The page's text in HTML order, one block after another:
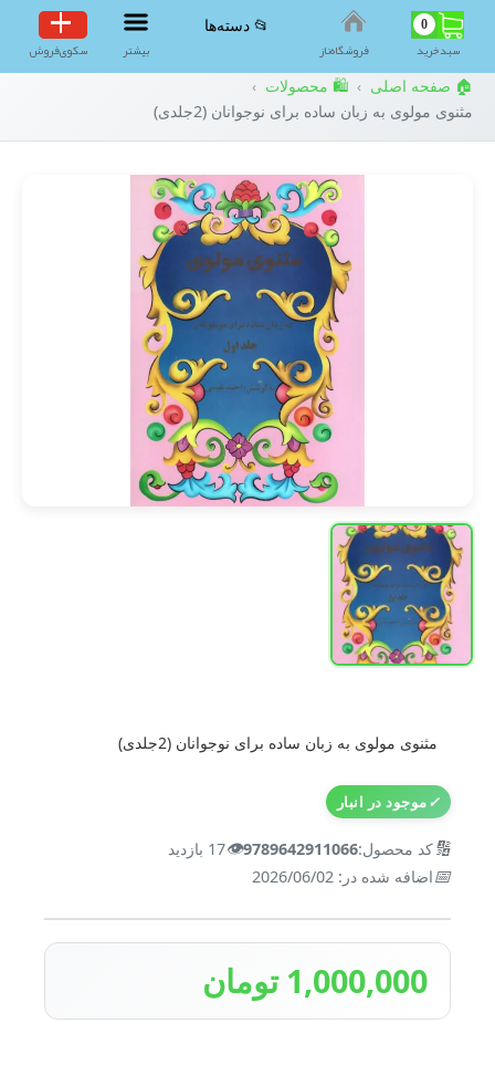
0
سبد‌خرید فروشگاه‌ناز
📂 دسته‌ها
بیشتر سکوی‌فروش
🏠 صفحه اصلی › 🛍️ محصولات ›
مثنوی مولوی به زبان ساده برای نوجوانان (2جلدی)
مثنوی مولوی به زبان ساده برای نوجوانان (2جلدی)
✓موجود در انبار
🔢کد محصول:9789642911066
👁️17 بازدید
📅اضافه شده در: 2026/06/02
1,000,000 تومان